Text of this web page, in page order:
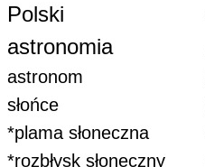
Polski
astronomia
astronom
słońce
*plama słoneczna
*rozbłysk słoneczny